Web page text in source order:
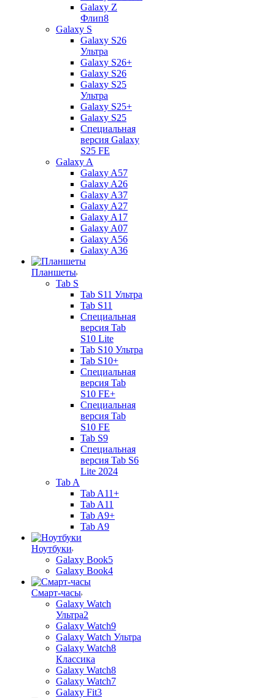
Galaxy Z
Флип8
Galaxy S
Galaxy S26
Ультра
Galaxy S26+
Galaxy S26
Galaxy S25
Ультра
Galaxy S25+
Galaxy S25
Специальная
версия Galaxy
S25 FE
Galaxy A
Galaxy A57
Galaxy A26
Galaxy A37
Galaxy A27
Galaxy A17
Galaxy A07
Galaxy A56
Galaxy A36
Планшеты
Tab S
Tab S11 Ультра
Tab S11
Специальная
версия Tab
S10 Lite
Tab S10 Ультра
Tab S10+
Специальная
версия Tab
S10 FE+
Специальная
версия Tab
S10 FE
Tab S9
Специальная
версия Tab S6
Lite 2024
Tab A
Tab A11+
Tab A11
Tab A9+
Tab A9
Ноутбуки
Galaxy Book5
Galaxy Book4
Смарт-часы
Galaxy Watch
Ультра2
Galaxy Watch9
Galaxy Watch Ультра
Galaxy Watch8
Классика
Galaxy Watch8
Galaxy Watch7
Galaxy Fit3